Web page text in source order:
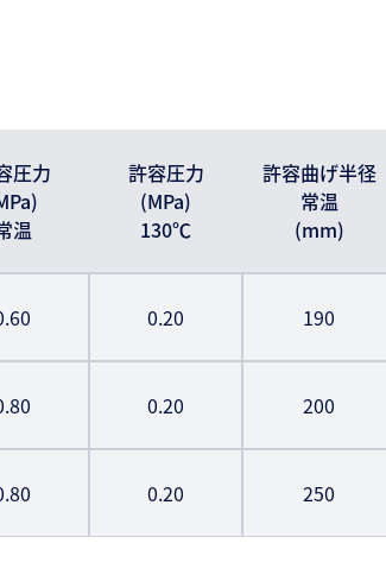
圧力
温
許容圧力
(MPa)
130℃
許容曲げ半径
常温
(mm)
0.20 190
0.20 200
0.20 250